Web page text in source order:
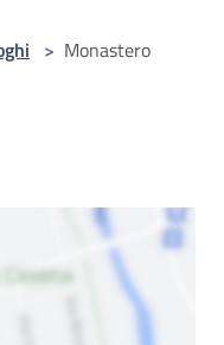
> Monastero